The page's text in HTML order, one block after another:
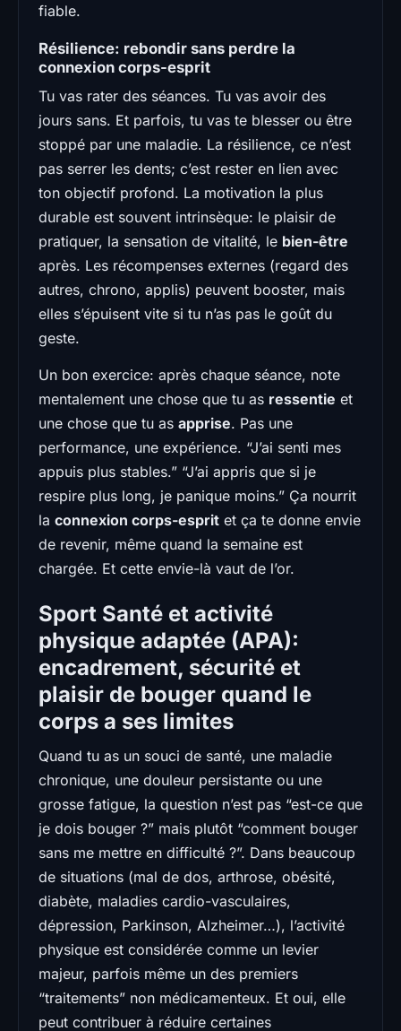
fiable.
Résilience: rebondir sans perdre la
connexion corps-esprit
Tu vas rater des séances. Tu vas avoir des
jours sans. Et parfois, tu vas te blesser ou être
stoppé par une maladie. La résilience, ce n’est
pas serrer les dents; c’est rester en lien avec
ton objectif profond. La motivation la plus
durable est souvent intrinsèque: le plaisir de
pratiquer, la sensation de vitalité, le bien-être
après. Les récompenses externes (regard des
autres, chrono, applis) peuvent booster, mais
elles s’épuisent vite si tu n’as pas le goût du
geste.
Un bon exercice: après chaque séance, note
mentalement une chose que tu as ressentie et
une chose que tu as apprise. Pas une
performance, une expérience. “J’ai senti mes
appuis plus stables.” “J’ai appris que si je
respire plus long, je panique moins.” Ça nourrit
la connexion corps-esprit et ça te donne envie
de revenir, même quand la semaine est
chargée. Et cette envie-là vaut de l’or.
Sport Santé et activité
physique adaptée (APA):
encadrement, sécurité et
plaisir de bouger quand le
corps a ses limites
Quand tu as un souci de santé, une maladie
chronique, une douleur persistante ou une
grosse fatigue, la question n’est pas “est-ce que
je dois bouger ?” mais plutôt “comment bouger
sans me mettre en difficulté ?”. Dans beaucoup
de situations (mal de dos, arthrose, obésité,
diabète, maladies cardio-vasculaires,
dépression, Parkinson, Alzheimer…), l’activité
physique est considérée comme un levier
majeur, parfois même un des premiers
“traitements” non médicamenteux. Et oui, elle
peut contribuer à réduire certaines